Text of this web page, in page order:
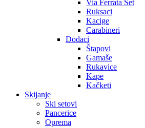
Via Ferrata Set
Ruksaci
Kacige
Carabineri
Dodaci
Štapovi
Gamaše
Rukavice
Kape
Kačketi
Skijanje
Ski setovi
Pancerice
Oprema